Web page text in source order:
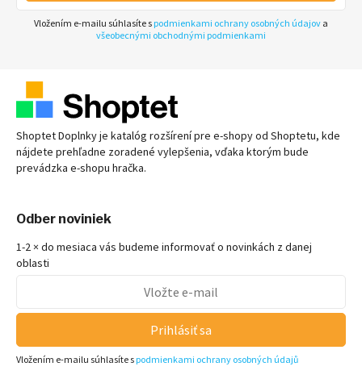
Vložením e-mailu súhlasíte s podmienkami ochrany osobných údajov a
všeobecnými obchodnými podmienkami
Shoptet Doplnky je katalóg rozšírení pre e-shopyod Shoptetu, kde
nájdete prehľadne zoradené vylepšenia, vďaka ktorým bude
prevádzka e-shopu hračka.
Odber noviniek
1-2 × do mesiaca vás budeme informovať o novinkách z danej
oblasti
Prihlásiť sa
Vložením e-mailu súhlasíte s podmienkami ochrany osobných údajů